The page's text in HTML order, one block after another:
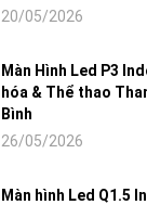
20/05/2026
Màn Hình Led P3
hóa & Thể thao
Bình
26/05/2026
Màn hình Led Q1.5